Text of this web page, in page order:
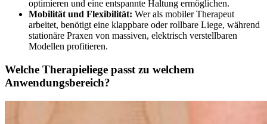
optimieren und eine entspannte Haltung ermöglichen.
Mobilität und Flexibilität: Wer als mobiler Therapeut
arbeitet, benötigt eine klappbare oder rollbare Liege, während
stationäre Praxen von massiven, elektrisch verstellbaren
Modellen profitieren.
Welche Therapieliege passt zu welchem
Anwendungsbereich?